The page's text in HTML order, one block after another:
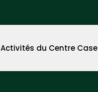
Activités du Centre Case